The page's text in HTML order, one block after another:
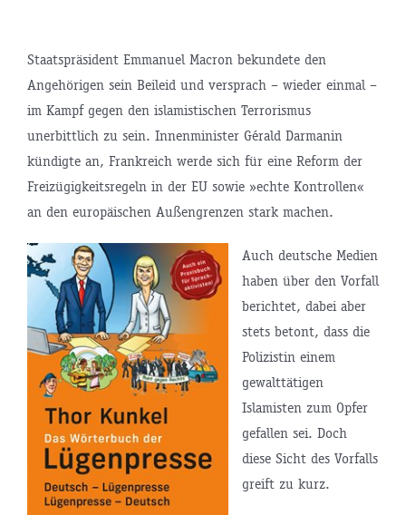
Staatspräsident Emmanuel Macron bekundete den
Angehörigen sein Beileid und versprach – wieder einmal –
im Kampf gegen den islamistischen Terrorismus
unerbittlich zu sein. Innenminister Gérald Darmanin
kündigte an, Frankreich werde sich für eine Reform der
Freizügigkeitsregeln in der EU sowie »echte Kontrollen«
an den europäischen Außengrenzen stark machen.
Auch deutsche Medien
haben über den Vorfall
berichtet, dabei aber
stets betont, dass die
Polizistin einem
gewalttätigen
Islamisten zum Opfer
gefallen sei. Doch
diese Sicht des Vorfalls
greift zu kurz.